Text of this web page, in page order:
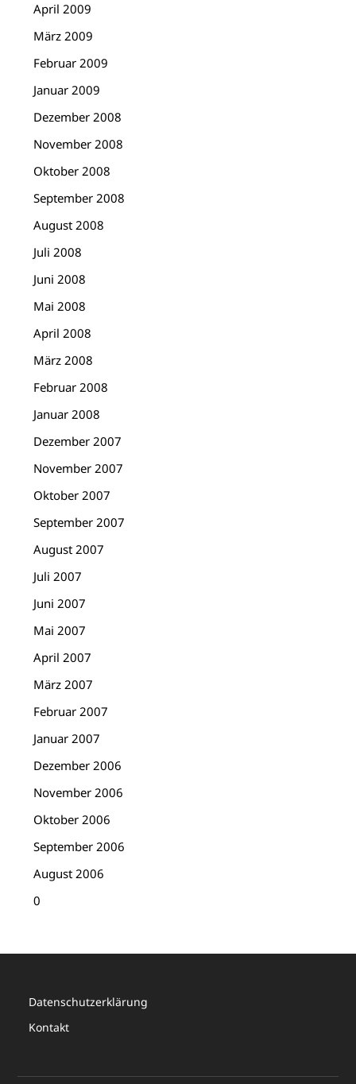
April 2009
März 2009
Februar 2009
Januar 2009
Dezember 2008
November 2008
Oktober 2008
September 2008
August 2008
Juli 2008
Juni 2008
Mai 2008
April 2008
März 2008
Februar 2008
Januar 2008
Dezember 2007
November 2007
Oktober 2007
September 2007
August 2007
Juli 2007
Juni 2007
Mai 2007
April 2007
März 2007
Februar 2007
Januar 2007
Dezember 2006
November 2006
Oktober 2006
September 2006
August 2006
0
Datenschutzerklärung
Kontakt